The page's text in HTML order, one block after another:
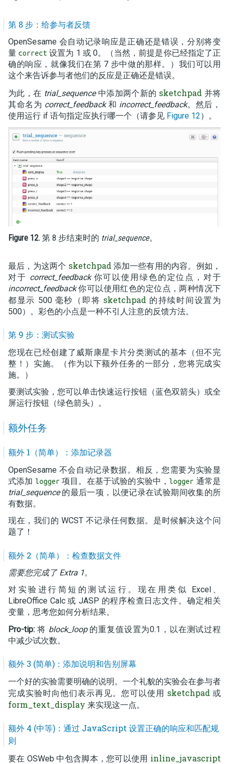
第 8 步：给参与者反馈
OpenSesame 会自动记录响应是正确还是错误，分别将变
量correct 设置为 1 或 0。（当然，前提是你已经指定了正
确的响应，就像我们在第 7 步中做的那样。）我们可以用
这个来告诉参与者他们的反应是正确还是错误。
为此，在 trial_sequence中添加两个新的 sketchpad 并将
其命名为 correct_feedback和 incorrect_feedback。然后，
使用运行 if 语句指定应执行哪一个（请参见 Figure 12）。
Figure 12. 第 8 步结束时的 trial_sequence。
最后，为这两个 sketchpad 添加一些有用的内容。例如，
对于 correct_feedback你可以使用绿色的定位点，对于
incorrect_feedback你可以使用红色的定位点，两种情况下
都显示 500 毫秒（即将 sketchpad 的持续时间设置为
500）。彩色的小点是一种不引人注意的反馈方法。
第 9 步：测试实验
您现在已经创建了威斯康星卡片分类测试的基本（但不完
整！）实施。（作为以下额外任务的一部分，您将完成实
施。）
要测试实验，您可以单击快速运行按钮（蓝色双箭头）或全
屏运行按钮（绿色箭头）。
额外任务
额外 1（简单）：添加记录器
OpenSesame 不会自动记录数据。相反，您需要为实验显
式添加 logger 项目。在基于试验的实验中，logger 通常是
trial_sequence的最后一项，以便记录在试验期间收集的所
有数据。
现在，我们的 WCST 不记录任何数据。是时候解决这个问
题了！
额外 2（简单）：检查数据文件
需要您完成了 Extra 1。
对实验进行简短的测试运行。现在用类似 Excel、
LibreOffice Calc 或 JASP 的程序检查日志文件。确定相关
变量，思考您如何分析结果。
Pro-tip: 将 block_loop的重复值设置为0.1，以在测试过程
中减少试次数。
额外 3 (简单)：添加说明和告别屏幕
一个好的实验需要明确的说明。一个礼貌的实验会在参与者
完成实验时向他们表示再见。您可以使用 sketchpad 或
form text_display 来实现这一点。
额外 4 (中等)：通过 JavaScript 设置正确的响应和匹配规
则
要在 OSWeb 中包含脚本，您可以使用 inline_javascript